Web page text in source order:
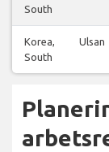
South
Korea,
South
Ulsan